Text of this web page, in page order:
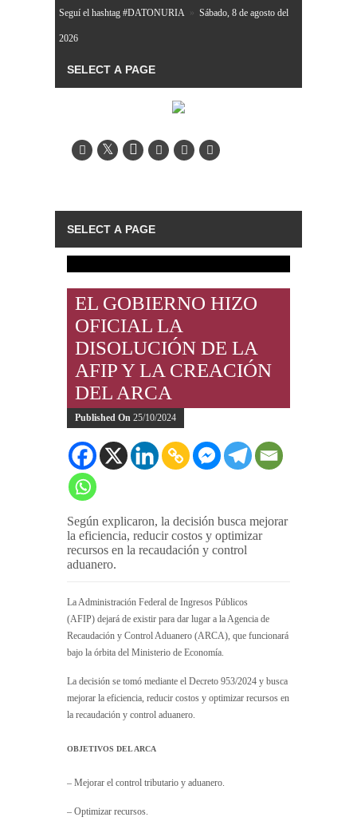
Seguí el hashtag #DATONURIA » Sábado, 8 de agosto del
2026
EL GOBIERNO HIZO
OFICIAL LA
DISOLUCIÓN DE LA
AFIP Y LA CREACIÓN
DEL ARCA
Published On 25/10/2024
Según explicaron, la decisión busca mejorar
la eficiencia, reducir costos y optimizar
recursos en la recaudación y control
aduanero.
La Administración Federal de Ingresos Públicos
(AFIP) dejará de existir para dar lugar a la Agencia de
Recaudación y Control Aduanero (ARCA), que funcionará
bajo la órbita del Ministerio de Economía.
La decisión se tomó mediante el Decreto 953/2024 y busca
mejorar la eficiencia, reducir costos y optimizar recursos en
la recaudación y control aduanero.
OBJETIVOS DEL ARCA
– Mejorar el control tributario y aduanero.
– Optimizar recursos.